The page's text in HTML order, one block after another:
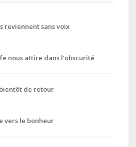
reviennent sans voix
nous attire dans l’obscurité
de retour
vers le bonheur